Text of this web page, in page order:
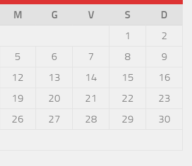
M G V S
D
1
2
5 6 7 8
9
12 13 14 15
16
19 20 21 22
23
26 27 28 29
30